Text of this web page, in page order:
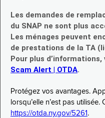
Les demandes de
du SNAP ne sont plus
Les ménages peuvent
de prestations de la TA
Pour plus
Scam Alert | OTDA.
Protégez vos avantages.
lorsqu’elle n’est pas utilisée.
https://otda.ny.gov/5261 .